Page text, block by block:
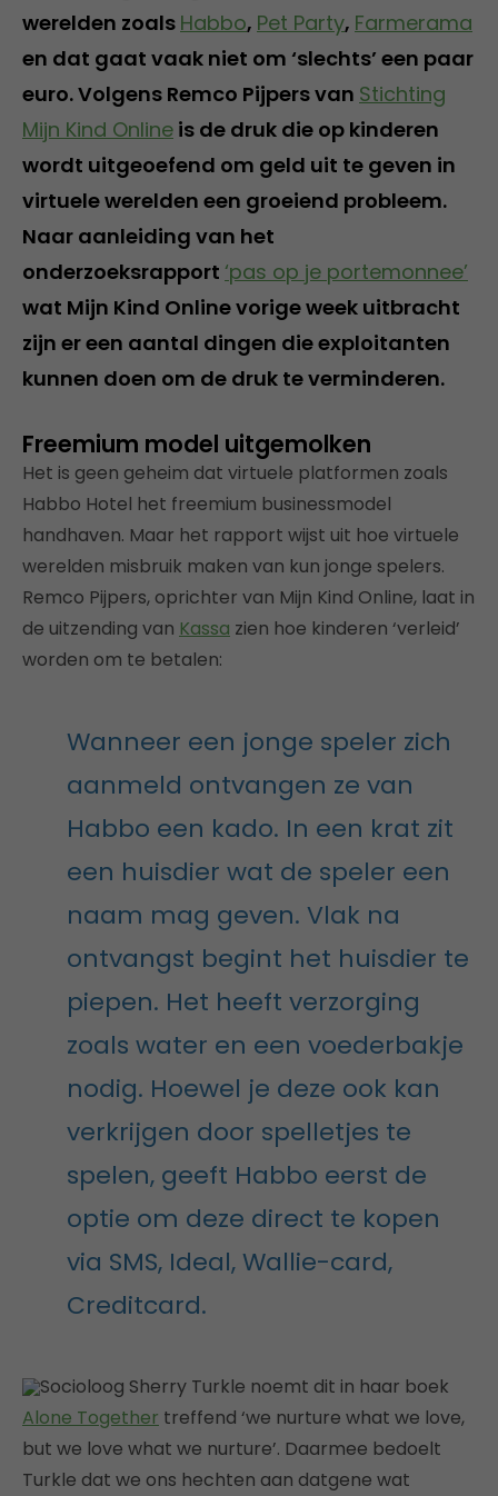
werelden zoals Habbo, Pet Party, Farmerama
en dat gaat vaak niet om ‘slechts’ een paar
euro. Volgens Remco Pijpers van Stichting
Mijn Kind Online is de druk die op kinderen
wordt uitgeoefend om geld uit te geven in
virtuele werelden een groeiend probleem.
Naar aanleiding van het
onderzoeksrapport ‘pas op je portemonnee’
wat Mijn Kind Online vorige week uitbracht
zijn er een aantal dingen die exploitanten
kunnen doen om de druk te verminderen.
Freemium model uitgemolken
Het is geen geheim dat virtuele platformen zoals
Habbo Hotel het freemium businessmodel
handhaven. Maar het rapport wijst uit hoe virtuele
werelden misbruik maken van kun jonge spelers.
Remco Pijpers, oprichter van Mijn Kind Online, laat in
de uitzending van Kassa zien hoe kinderen ‘verleid’
worden om te betalen:
Wanneer een jonge speler zich
aanmeld ontvangen ze van
Habbo een kado. In een krat zit
een huisdier wat de speler een
naam mag geven. Vlak na
ontvangst begint het huisdier te
piepen. Het heeft verzorging
zoals water en een voederbakje
nodig. Hoewel je deze ook kan
verkrijgen door spelletjes te
spelen, geeft Habbo eerst de
optie om deze direct te kopen
via SMS, Ideal, Wallie-card,
Creditcard.
Socioloog Sherry Turkle noemt dit in haar boek
Alone Together treffend ‘we nurture what we love,
but we love what we nurture’. Daarmee bedoelt
Turkle dat we ons hechten aan datgene wat